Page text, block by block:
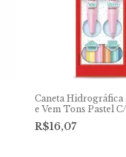
Caneta Hidrográfica
e Vem Tons Pastel
R$16,07